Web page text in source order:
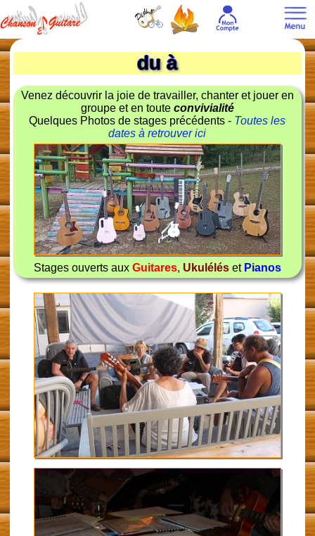
du à
Venez découvrir la joie de travailler, chanter et jouer en
groupe et en toute convivialité
Quelques Photos de stages précédents - Toutes les
dates à retrouver ici
Stages ouverts aux Guitares, Ukuléléset Pianos